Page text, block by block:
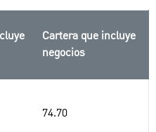
Cartera que incluye
negocios
74.70